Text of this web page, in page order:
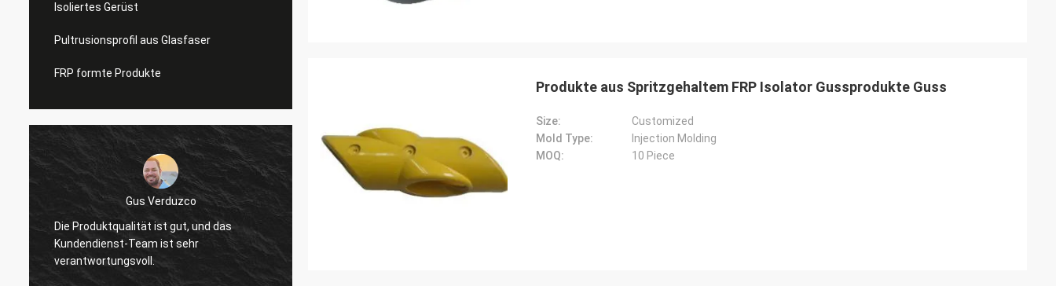
Isoliertes Gerüst
Pultrusionsprofil aus Glasfaser
FRP formte Produkte
Gus Verduzco
Die Produktqualität ist gut, und das
Kundendienst-Team ist sehr
verantwortungsvoll.
Produkte aus Spritzgehaltem FRP Isolator Gussprodukte Guss
Size:
Customized
Mold Type:
Injection Molding
MOQ:
10 Piece